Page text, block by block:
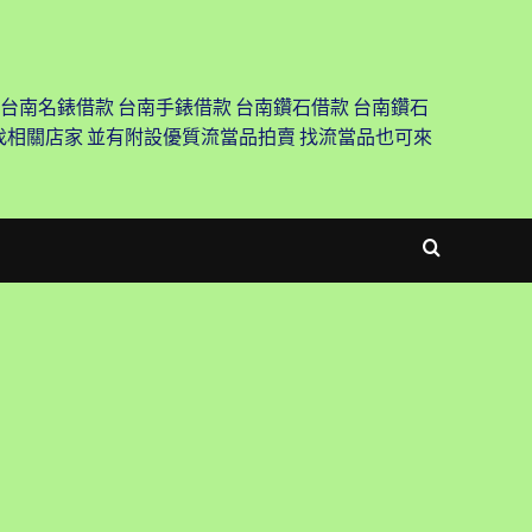
南名錶借款 台南手錶借款 台南鑽石借款 台南鑽石
關店家 並有附設優質流當品拍賣 找流當品也可來